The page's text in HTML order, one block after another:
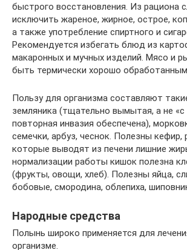
быстрого восстановления. Из рациона
исключить жареное, жирное, острое,
а также употребление спиртного и
Рекомендуется избегать блюд из
макаронных и мучных изделий. Мясо и
быть термически хорошо
Пользу для организма составляют
земляника (тщательно вымытая, а не «с
повторная инвазия обеспечена),
семечки, арбуз, чеснок. Полезны кефир,
которые выводят из печени лишние
нормализации работы кишок полезна
(фрукты, овощи, хлеб). Полезны яйца,
бобовые, смородина, облепиха,
Народные средства
Полынь широко применяется для
организме.